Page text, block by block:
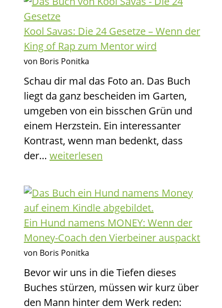
Wenn
mehr
sagen
bunte
Prospekte
Kool Savas: Die 24 Gesetze – Wenn der
King of Rap zum Mentor wird
von Boris Ponitka
Schau dir mal das Foto an. Das Buch
liegt da ganz bescheiden im Garten,
umgeben von ein bisschen Grün und
einem Herzstein. Ein interessanter
Kontrast, wenn man bedenkt, dass
der… Kool
24
Gesetze
–
Wenn
der
King
of
Rap
weiterlesen
Ein Hund namens MONEY: Wenn der
Money-Coach den Vierbeiner auspackt
von Boris Ponitka
Bevor wir uns in die Tiefen dieses
Buches stürzen, müssen wir kurz über
den Mann hinter dem Werk reden: